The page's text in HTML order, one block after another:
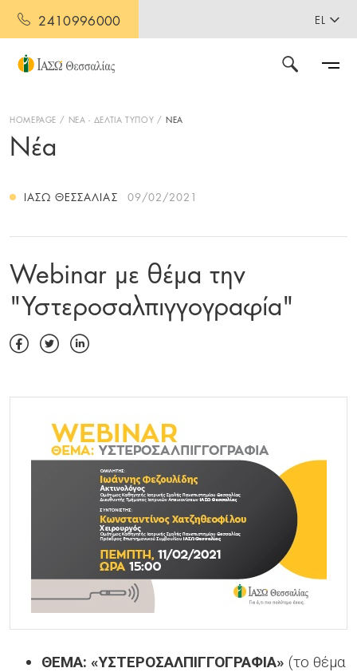
2410996000 EL
HOMEPAGE ΝΕΑ - ΔΕΛΤΙΑ ΤΥΠΟΥ ΝΕΑ
Νέα
ΙΑΣΩ ΘΕΣΣΑΛΊΑΣ 09/02/2021
Webinar με θέμα την
"Υστεροσαλπιγγογραφία"
ΘΕΜΑ: «ΥΣΤΕΡΟΣΑΛΠΙΓΓΟΓΡΑΦΙΑ» (το θέμα